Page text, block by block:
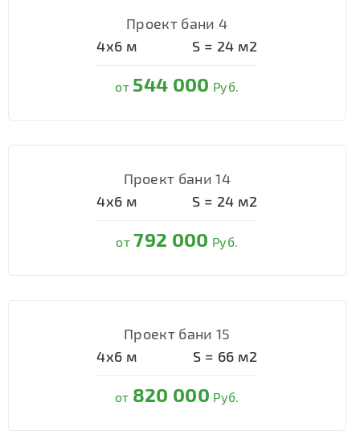
Проект бани 4
4х6 м S = 24 м2
от 544 000 Руб.
Проект бани 14
4х6 м S = 24 м2
от 792 000 Руб.
Проект бани 15
4х6 м S = 66 м2
от 820 000 Руб.